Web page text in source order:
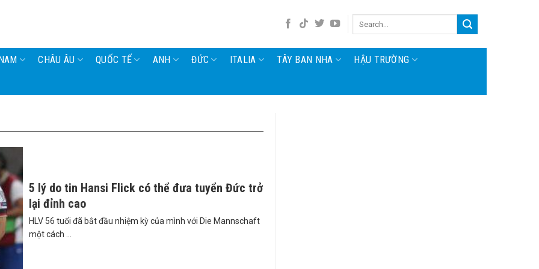
CHÂU ÂU QUỐC TẾ ANH ĐỨC ITALIA TÂY BAN NHA HẬU TRƯỜNG
5 lý do tin Hansi Flick có thể đưa tuyển Đức trở
lại đỉnh cao
HLV 56 tuổi đã bắt đầu nhiệm kỳ của mình với Die Mannschaft
một cách ...